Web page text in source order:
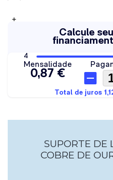
+
SUPORTE DE
COBRE DE